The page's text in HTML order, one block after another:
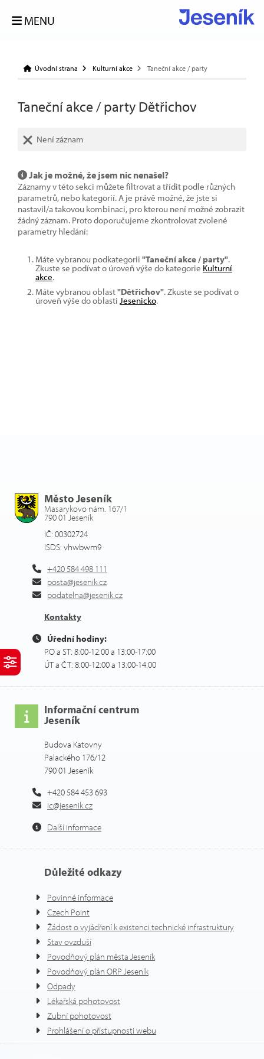
MENU
Úvodní strana Kulturní akce Taneční akce / party
Taneční akce / party Dětřichov
Není záznam
Jak je možné, že jsem nic nenašel?
Záznamy v této sekci můžete filtrovat a třídit podle různých
parametrů, nebo kategorií. A je právě možné, že jste si
nastavil/a takovou kombinaci, pro kterou není možné zobrazit
žádný záznam. Proto doporučujeme zkontrolovat zvolené
parametry hledání:
Máte vybranou podkategorii "Taneční akce / party".
Zkuste se podívat o úroveň výše do kategorie Kulturní
akce.
Máte vybranou oblast"Dětřichov". Zkuste se podívat o
úroveň výše do oblasti Jesenicko.
Město Jeseník
Masarykovo nám. 167/1
790 01 Jeseník
IČ: 00302724
ISDS: vhwbwm9
+420 584 498 111
posta@jesenik.cz
podatelna@jesenik.cz
Kontakty
Úřední hodiny:
PO a ST: 8:00-12:00 a 13:00-17:00
ÚT a ČT: 8:00-12:00 a 13:00-14:00
Informační centrum
Jeseník
Budova Katovny
Palackého 176/12
790 01 Jeseník
+420 584 453 693
ic@jesenik.cz
Další informace
Důležité odkazy
Povinné informace
Czech Point
Žádost o vyjádření k existenci technické infrastruktury
Stav ovzduší
Povodňový plán města Jeseník
Povodňový plán ORP Jeseník
Odpady
Lékařská pohotovost
Zubní pohotovost
Prohlášení o přístupnosti webu